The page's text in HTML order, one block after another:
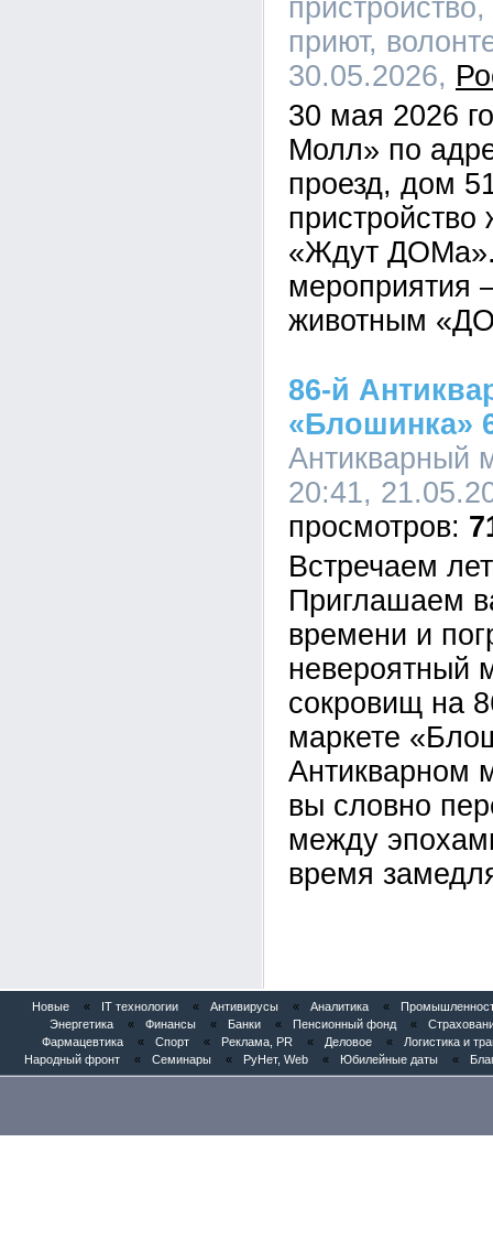
приют,
30.05.2026,
30 мая 2026
Молл» по
проезд, дом
«Ждут ДОМа».
мероприятия
животным
86-й
«Блошинка»
Антикварный
20:41,
Встречаем
Приглашаем
времени и
невероятный
сокровищ на
маркете
Антикварном
вы словно
между
время
Новые « IT технологии « Антивирусы « Аналитика «
Энергетика
« Финансы « Банки « Пенсионный фонд «
Фармацевтика
« Спорт « Реклама, PR « Деловое «
Логистика и
Народный фронт
« Семинары « РуНет, Web « Юбилейные даты «